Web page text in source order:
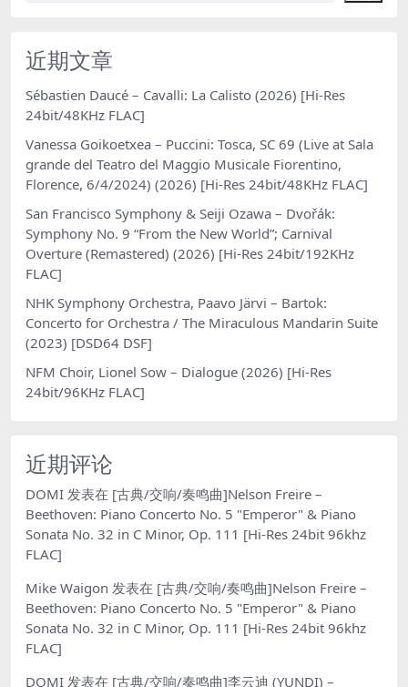
近期文章
Sébastien Daucé – Cavalli: La Calisto (2026) [Hi-Res
24bit/48KHz FLAC]
Vanessa Goikoetxea – Puccini: Tosca, SC 69 (Live at Sala
grande del Teatro del Maggio Musicale Fiorentino,
Florence, 6/4/2024) (2026) [Hi-Res 24bit/48KHz FLAC]
San Francisco Symphony & Seiji Ozawa – Dvořák:
Symphony No. 9 “From the New World”; Carnival
Overture (Remastered) (2026) [Hi-Res 24bit/192KHz
FLAC]
NHK Symphony Orchestra, Paavo Järvi – Bartok:
Concerto for Orchestra / The Miraculous Mandarin Suite
(2023) [DSD64 DSF]
NFM Choir, Lionel Sow – Dialogue (2026) [Hi-Res
24bit/96KHz FLAC]
近期评论
DOMI 发表在 [古典/交响/奏鸣曲]Nelson Freire –
Beethoven: Piano Concerto No. 5 "Emperor" & Piano
Sonata No. 32 in C Minor, Op. 111 [Hi-Res 24bit 96khz
FLAC]
Mike Waigon 发表在 [古典/交响/奏鸣曲]Nelson Freire –
Beethoven: Piano Concerto No. 5 "Emperor" & Piano
Sonata No. 32 in C Minor, Op. 111 [Hi-Res 24bit 96khz
FLAC]
DOMI 发表在 [古典/交响/奏鸣曲]李云迪 (YUNDI) –